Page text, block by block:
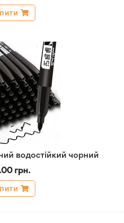
водостійкий чорний
грн.